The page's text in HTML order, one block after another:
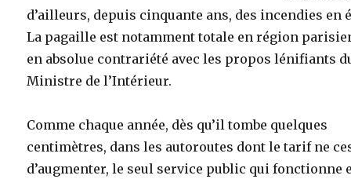
d’ailleurs, depuis cinquante ans, des incendies en
La pagaille est notamment totale en région
en absolue contrariété avec les propos lénifiants
Ministre de l’Intérieur.
Comme chaque année, dès qu’il tombe quelques
centimètres, dans les autoroutes dont le tarif ne
d’augmenter, le seul service public qui fonctionne